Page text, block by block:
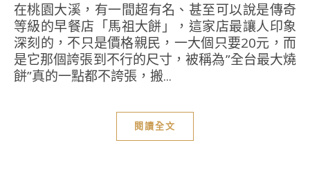
在桃園大溪，有一間超有名、甚至可以說是傳奇
等級的早餐店「馬祖大餅」，這家店最讓人印象
深刻的，不只是價格親民，一大個只要20元，而
是它那個誇張到不行的尺寸，被稱為”全台最大燒
餅”真的一點都不誇張，搬...
閱讀全文